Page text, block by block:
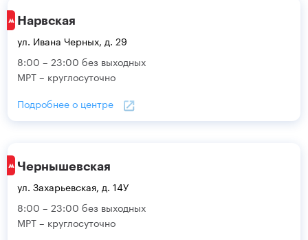
Нарвская
ул. Ивана Черных, д. 29
8:00 – 23:00 без выходных
МРТ – круглосуточно
Подробнее о центре
Чернышевская
ул. Захарьевская, д. 14У
8:00 – 23:00 без выходных
МРТ – круглосуточно